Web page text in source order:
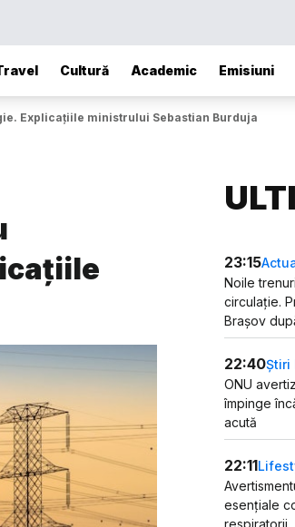
Cultură Academic Emisiuni
Explicațiile ministrului Sebastian Burduja
23:15
Noile
circulație.
Brașov
22:40Știri
ONU
împinge
acută
22:11
esențiale
respiratorii